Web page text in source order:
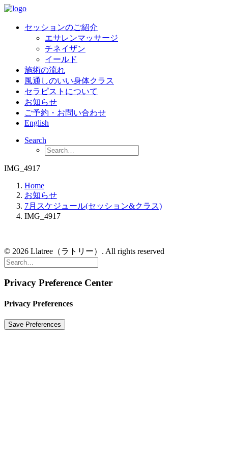
セッションのご紹介
エサレンマッサージ
チネイザン
イールド
施術の流れ
風通しのいい身体クラス
セラピストについて
お知らせ
ご予約・お問い合わせ
English
Search
IMG_4917
Home
お知らせ
7月スケジュール(セッション&クラス)
IMG_4917
© 2026 Llatree（ラトリー）. All rights reserved
Privacy Preference Center
Privacy Preferences